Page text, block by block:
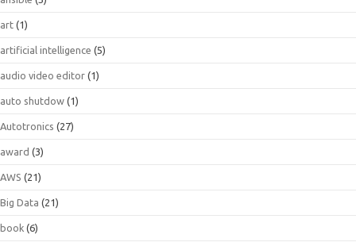
art (1)
artificial intelligence (5)
audio video editor (1)
auto shutdow (1)
Autotronics (27)
award (3)
AWS (21)
Big Data (21)
book (6)